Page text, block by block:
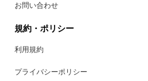
お問い合わせ
規約・ポリシー
利用規約
プライバシーポリシー